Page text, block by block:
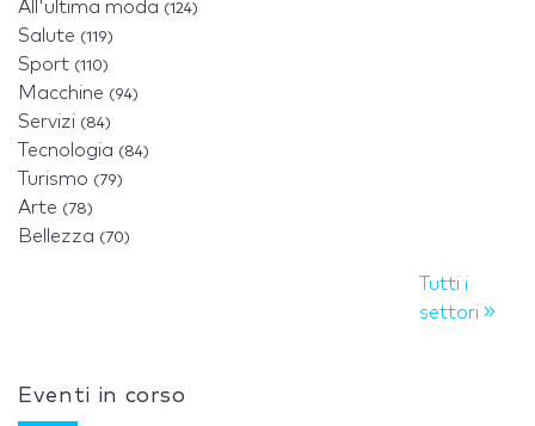
All'ultima moda (124)
Salute (119)
Sport (110)
Macchine (94)
Servizi (84)
Tecnologia (84)
Turismo (79)
Arte (78)
Bellezza (70)
Tutti i
settori
Eventi in corso